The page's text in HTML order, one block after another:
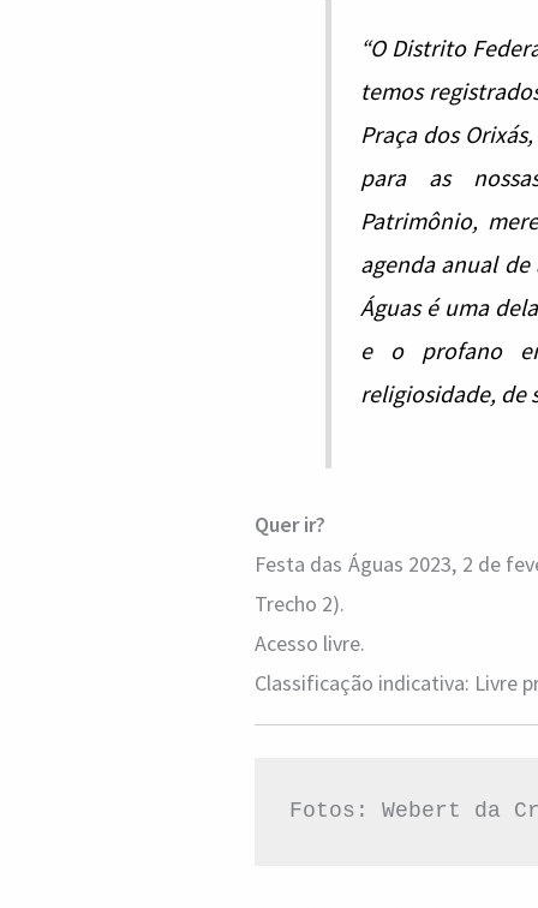
“O Distrito
temos
Praça dos
para as
Patrimônio,
agenda anual de
Águas é uma
e o profano
religiosidade, de
Quer ir?
Festa das Águas 2023, 2 de
Trecho 2).
Acesso livre.
Classificação indicativa: Livre
Fotos: Webert da